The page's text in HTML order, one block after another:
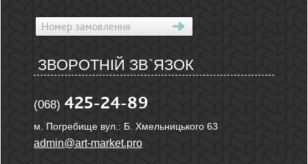
ЗВОРОТНІЙ ЗВ`ЯЗОК
(068) 425-24-89
м. Погребище вул.: Б. Хмельницького 63
admin@art-market.pro